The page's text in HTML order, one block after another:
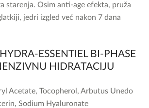
starenja. Osim anti-age efekta, pruža
jedri izgled već nakon 7 dana
ESSENTIEL BI-PHASE
HIDRATACIJU
Acetate, Tocopherol, Arbutus Unedo
Sodium Hyaluronate